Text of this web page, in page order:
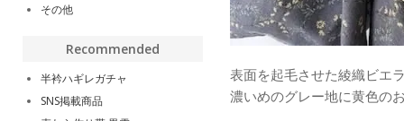
表面を起毛させた綾織ビエ
濃いめのグレー地に黄色の
その他
Recommended
半衿ハギレガチャ
SNS掲載商品